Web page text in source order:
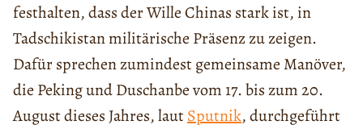
festhalten, dass der Wille Chinas stark ist, in
Tadschikistan militärische Präsenz zu zeigen.
Dafür sprechen zumindest gemeinsame Manöver,
die Peking und Duschanbe vom 17. bis zum 20.
August dieses Jahres, lautSputnik, durchgeführt